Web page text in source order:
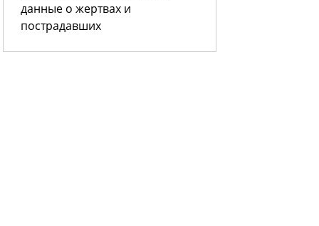
данные о жертвах и
пострадавших